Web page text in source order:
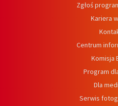
Zgłoś
Kariera
Centrum
Komisja
Program
Dla
Serwis